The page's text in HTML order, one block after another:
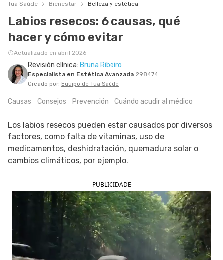
NUTRICIÓN
EMBARAZO
SIGUE TUA SAÚDE EN LAS REDES SOCIALES
Tua Saúde Bienestar Belleza y estética
Labios resecos: 6 causas, qué
hacer y cómo evitar
Actualizado en abril 2026
Revisión clínica: Bruna Ribeiro
Especialista en Estética Avanzada 298474
Creado por: Equipo de Tua Saúde
Causas Consejos Prevención Cuándo acudir al médico
Los labios resecos pueden estar causados por diversos
factores, como falta de vitaminas, uso de
medicamentos, deshidratación, quemadura solar o
cambios climáticos, por ejemplo.
PUBLICIDADE